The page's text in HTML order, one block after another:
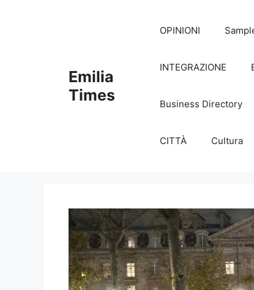
Emilia
Times
OPINIONI
INTEGRAZIONE
Business Directory
CITTÀ Cultura